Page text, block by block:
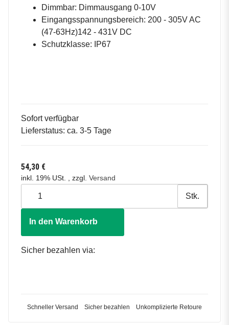
Dimmbar: Dimmausgang 0-10V
Eingangsspannungsbereich: 200 - 305V AC
(47-63Hz)142 - 431V DC
Schutzklasse: IP67
Sofort verfügbar
Lieferstatus: ca. 3-5 Tage
54,30 €
inkl. 19% USt. , zzgl. Versand
Stk.
In den Warenkorb
Sicher bezahlen via:
Schneller Versand Sicher bezahlen Unkomplizierte Retoure